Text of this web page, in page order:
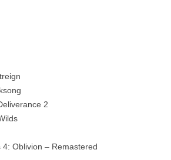
2
Oblivion – Remastered